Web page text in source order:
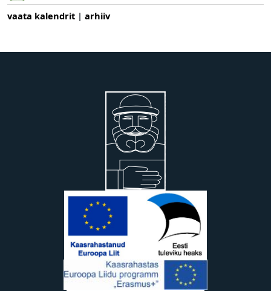
vaata kalendrit | arhiiv